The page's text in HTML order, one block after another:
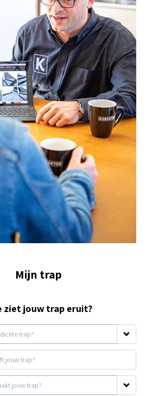
Mijn trap
ziet jouw trap eruit?